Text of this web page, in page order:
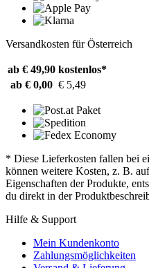
Versandkosten für Österreich
ab € 49,90 kostenlos*
ab € 0,00 € 5,49
* Diese Lieferkosten fallen bei
können weitere Kosten, z. B.
Eigenschaften der Produkte,
du direkt in der
Hilfe & Support
Mein Kundenkonto
Zahlungsmöglichkeiten